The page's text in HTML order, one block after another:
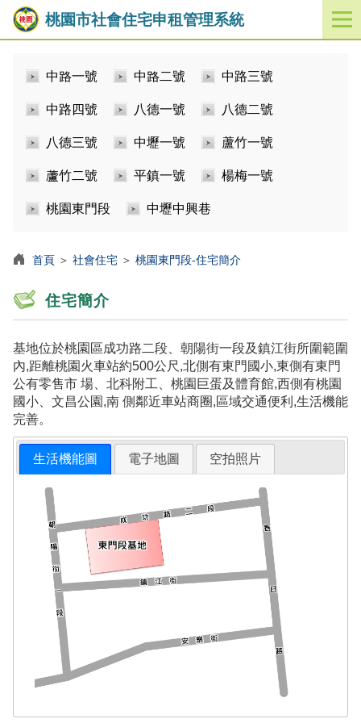
桃園市社會住宅申租管理系統
開
啟
中路一號 中路二號 中路三號
中路四號 八德一號 八德二號
八德三號 中壢一號 蘆竹一號
蘆竹二號 平鎮一號 楊梅一號
桃園東門段 中壢中興巷
首頁 ＞ 社會住宅 ＞ 桃園東門段-住宅簡介
住宅簡介
基地位於桃園區成功路二段、朝陽街一段及鎮江街所圍範圍
內,距離桃園火車站約500公尺,北側有東門國小,東側有東門
公有零售市 場、北科附工、桃園巨蛋及體育館,西側有桃園
國小、文昌公園,南 側鄰近車站商圈,區域交通便利,生活機能
完善。
生活機能圖 電子地圖 空拍照片